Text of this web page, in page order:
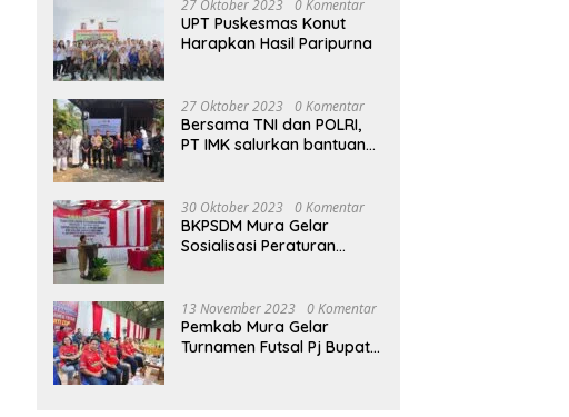
27 Oktober 2023 0 Komentar
UPT Puskesmas Konut
Harapkan Hasil Paripurna
27 Oktober 2023 0 Komentar
Bersama TNI dan POLRI,
PT IMK salurkan bantuan
30 Oktober 2023 0 Komentar
BKPSDM Mura Gelar
Sosialisasi Peraturan
13 November 2023 0 Komentar
Pemkab Mura Gelar
Turnamen Futsal Pj Bupati